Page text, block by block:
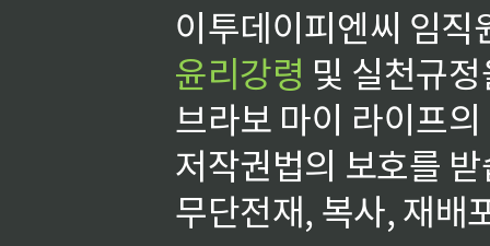
이투데이피엔씨 임
윤리강령 및 실천규
브라보 마이 라이프
저작권법의 보호를
무단전재, 복사, 재배